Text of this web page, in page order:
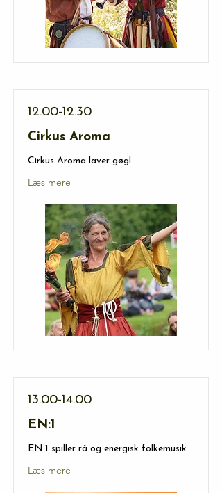
12.00-12.30
Cirkus Aroma
Cirkus Aroma laver gøgl
Læs mere
13.00-14.00
EN:1
EN:1 spiller rå og energisk folkemusik
Læs mere